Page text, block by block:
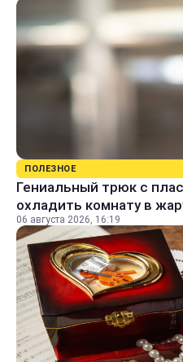
ПОЛЕЗНОЕ
Гениальный трюк с
охладить комнату в
06 августа 2026, 16:19